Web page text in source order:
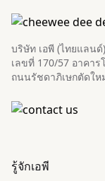
บริษัท เอพี (ไทยแลน
เลขที่ 170/57 อาคา
ถนนรัชดาภิเษกตัดให
รู้จักเอพี